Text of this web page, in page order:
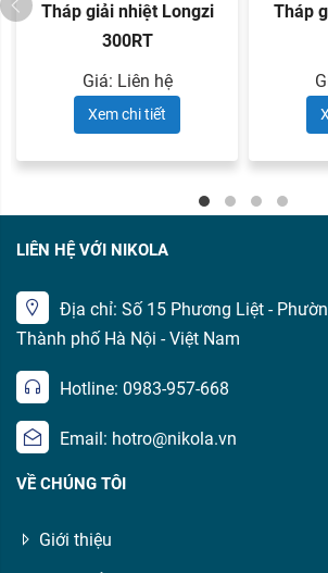
Tháp giải nhiệt Longzi
300RT
Giá: Liên hệ
Xem chi tiết
Tháp
LIÊN HỆ VỚI NIKOLA
Địa chỉ: Số 15 Phương Liệt -
Thành phố Hà Nội - Việt Nam
Hotline: 0983-957-668
Email: hotro@nikola.vn
VỀ CHÚNG TÔI
Giới thiệu